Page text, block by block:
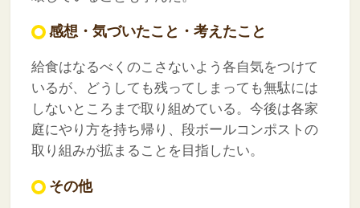
感想・気づいたこと・考えたこと
給食はなるべくのこさないよう各自気をつけて
いるが、どうしても残ってしまっても無駄には
しないところまで取り組めている。今後は各家
庭にやり方を持ち帰り、段ボールコンポストの
取り組みが拡まることを目指したい。
その他